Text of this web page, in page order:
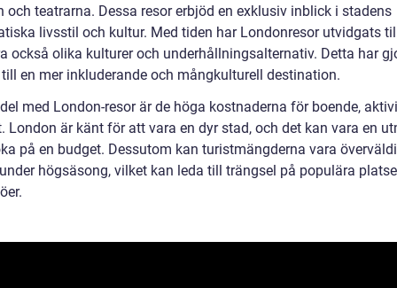
och teatrarna. Dessa resor erbjöd en exklusiv inblick i stadens
livsstil och kultur. Med tiden har Londonresor utvidgats
också olika kulturer och underhållningsalternativ. Detta har
en mer inkluderande och mångkulturell destination.
med London-resor är de höga kostnaderna för boende,
London är känt för att vara en dyr stad, och det kan vara en
på en budget. Dessutom kan turistmängderna vara
högsäsong, vilket kan leda till trängsel på populära